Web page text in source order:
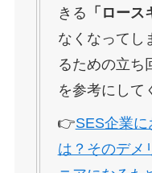
きる 「ロース
なくなってし
るための立ち
を参考にして
👉SES企業に
は？そのデメ